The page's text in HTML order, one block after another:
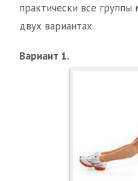
практически все
двух вариантах.
Вариант 1.